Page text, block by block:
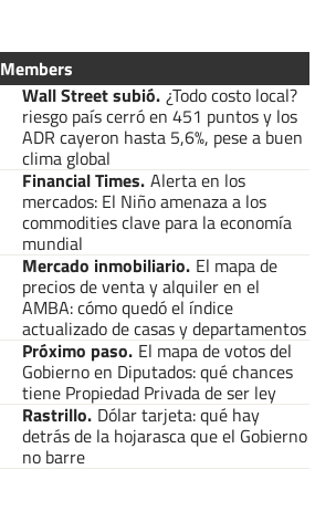
Members
Wall Street subió. ¿Todo costo local?
riesgo país cerró en 451 puntos y los
ADR cayeron hasta 5,6%, pese a buen
clima global
Financial Times. Alerta en los
mercados: El Niño amenaza a los
commodities clave para la economía
mundial
Mercado inmobiliario. El mapa de
precios de venta y alquiler en el
AMBA: cómo quedó el índice
actualizado de casas y departamentos
Próximo paso. El mapa de votos del
Gobierno en Diputados: qué chances
tiene Propiedad Privada de ser ley
Rastrillo. Dólar tarjeta: qué hay
detrás de la hojarasca que el Gobierno
no barre